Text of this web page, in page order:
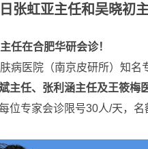
张虹亚主任和吴晓初
任在合肥华研会诊！
病医院（南京皮研所）知名
主任、张利涵主任及王筱梅
位专家会诊限号30人/天，名